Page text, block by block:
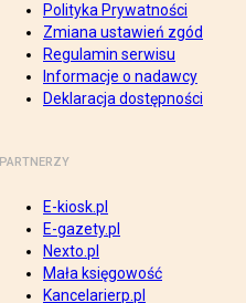
Polityka Prywatności
Zmiana ustawień zgód
Regulamin serwisu
Informacje o nadawcy
Deklaracja dostępności
PARTNERZY
E-kiosk.pl
E-gazety.pl
Nexto.pl
Mała księgowość
Kancelarierp.pl